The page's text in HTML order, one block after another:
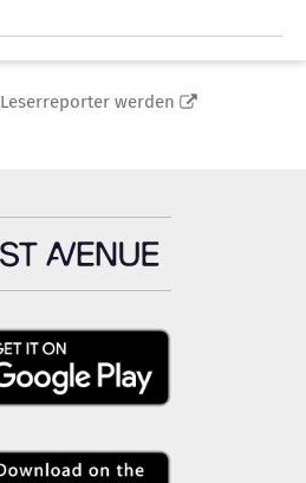
Leserreporter werden